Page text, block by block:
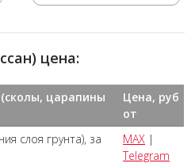
цена:
царапины
Цена, руб
от
слоя грунта), за
MAX |
Telegram